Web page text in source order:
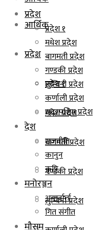
आर्थिक
प्रदेश
प्रदेश १
मधेश प्रदेश
बागमती प्रदेश
गण्डकी प्रदेश
लुम्बिनी प्रदेश
प्रदेश
प्रदेश १
मधेश प्रदेश
बागमती प्रदेश
गण्डकी प्रदेश
लुम्बिनी प्रदेश
कर्णाली प्रदेश
सुदूरपश्चिम प्रदेश
देश
राजनीति
कानुन
कृषि
मनोरञ्जन
अन्तर्वार्ता
गित संगीत
मौसम